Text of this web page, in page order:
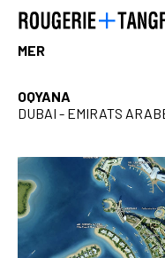
MER
OQYANA
DUBAI - EMIRATS